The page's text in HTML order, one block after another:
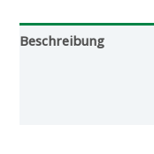
Beschreibung